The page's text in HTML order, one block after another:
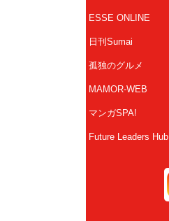
ESSE ONLINE
日刊Sumai
孤独のグルメ
MAMOR-WEB
マンガSPA!
Future Leaders Hub